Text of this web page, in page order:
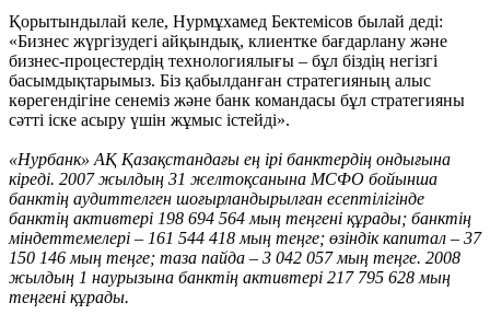
Қорытындылай келе, Нурмұхамед Бектемісов былай деді:
«Бизнес жүргізудегі айқындық, клиентке бағдарлану және
бизнес-процестердің технологиялығы – бұл біздің негізгі
басымдықтарымыз. Біз қабылданған стратегияның алыс
көрегендігіне сенеміз және банк командасы бұл стратегияны
сәтті іске асыру үшін жұмыс істейді».
«Нурбанк» АҚ Қазақстандағы ең ірі банктердің ондығына
кіреді. 2007 жылдың 31 желтоқсанына МСФО бойынша
банктің аудиттелген шоғырландырылған есептілігінде
банктің активтері 198 694 564 мың теңгені құрады; банктің
міндеттемелері – 161 544 418 мың теңге; өзіндік капитал – 37
150 146 мың теңге; таза пайда – 3 042 057 мың теңге. 2008
жылдың 1 наурызына банктің активтері 217 795 628 мың
теңгені құрады.